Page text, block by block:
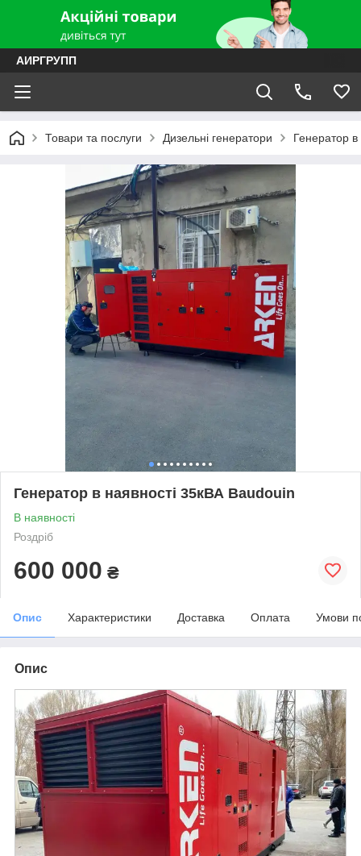
АИРГРУПП
Товари та послуги Дизельні генератори Генератор
Генератор в наявності 35кВА Baudouin
В наявності
Роздріб
600 000 ₴
Опис Характеристики Доставка Оплата Умови
Опис